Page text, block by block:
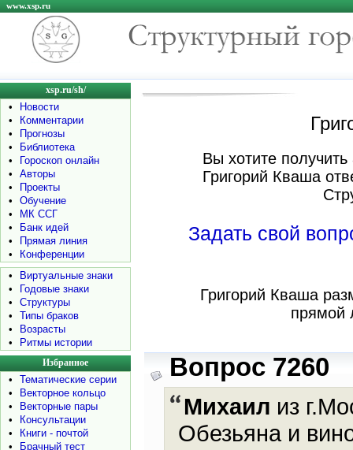
www.xsp.ru
xsp.ru/sh/
•
Новости
•
Комментарии
•
Прогнозы
•
Библиотека
•
Гороскоп онлайн
•
Авторы
•
Проекты
•
Обучение
•
МК ССГ
•
Банк идей
•
Прямая линия
•
Конференции
•
Виртуальные знаки
•
Годовые знаки
•
Структуры
•
Типы браков
•
Возрасты
•
Ритмы истории
Избранное
•
Тематические серии
•
Векторное кольцо
•
Векторные пары
•
Консультации
•
Книги - почтой
•
Брачный тест
Вы хотите
Григорий Кваша
Задать свой
Григорий Кваша
прямой
Вопрос 7260
Михаил из
Обезьяна и